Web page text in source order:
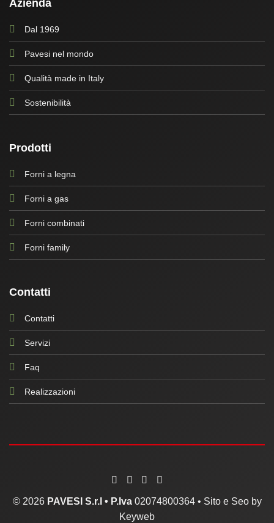
Azienda
Dal 1969
Pavesi nel mondo
Qualità made in Italy
Sostenibilità
Prodotti
Forni a legna
Forni a gas
Forni combinati
Forni family
Contatti
Contatti
Servizi
Faq
Realizzazioni
© 2026 PAVESI S.r.l • P.Iva02074800364 • Sito e Seo by
Keyweb